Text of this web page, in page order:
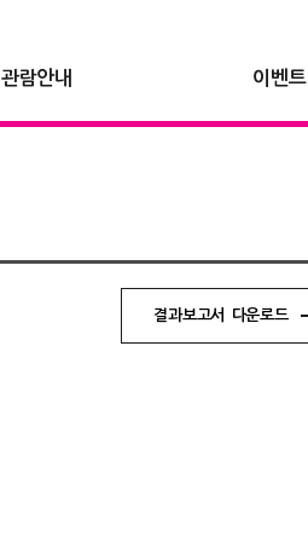
관람안내 이벤트
결과보고서 다운로드